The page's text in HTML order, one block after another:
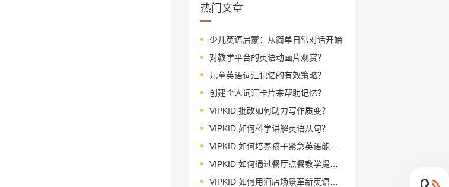
热门文章
少儿英语启蒙：从简单日常对话开始
对教学平台的英语动画片观赏？
儿童英语词汇记忆的有效策略？
创建个人词汇卡片来帮助记忆？
VIPKID 批改如何助力写作质变？
VIPKID 如何科学讲解英语从句？
VIPKID 如何培养孩子紧急英语能力？
VIPKID 如何通过餐厅点餐教学提升少儿英语应用能力？
VIPKID 如何用酒店场景革新英语教学？